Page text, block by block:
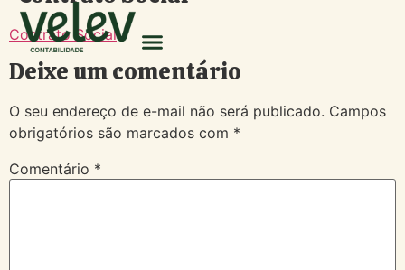
Contrato Social
Deixe um comentário
O seu endereço de e-mail não será publicado. Campos
obrigatórios são marcados com *
Comentário *